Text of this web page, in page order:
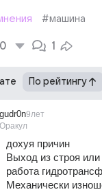
#машина
0 1
По рейтингу
gudr0n
Оракул
9лет
дохуя причин
Выход из строя
работа
Механически